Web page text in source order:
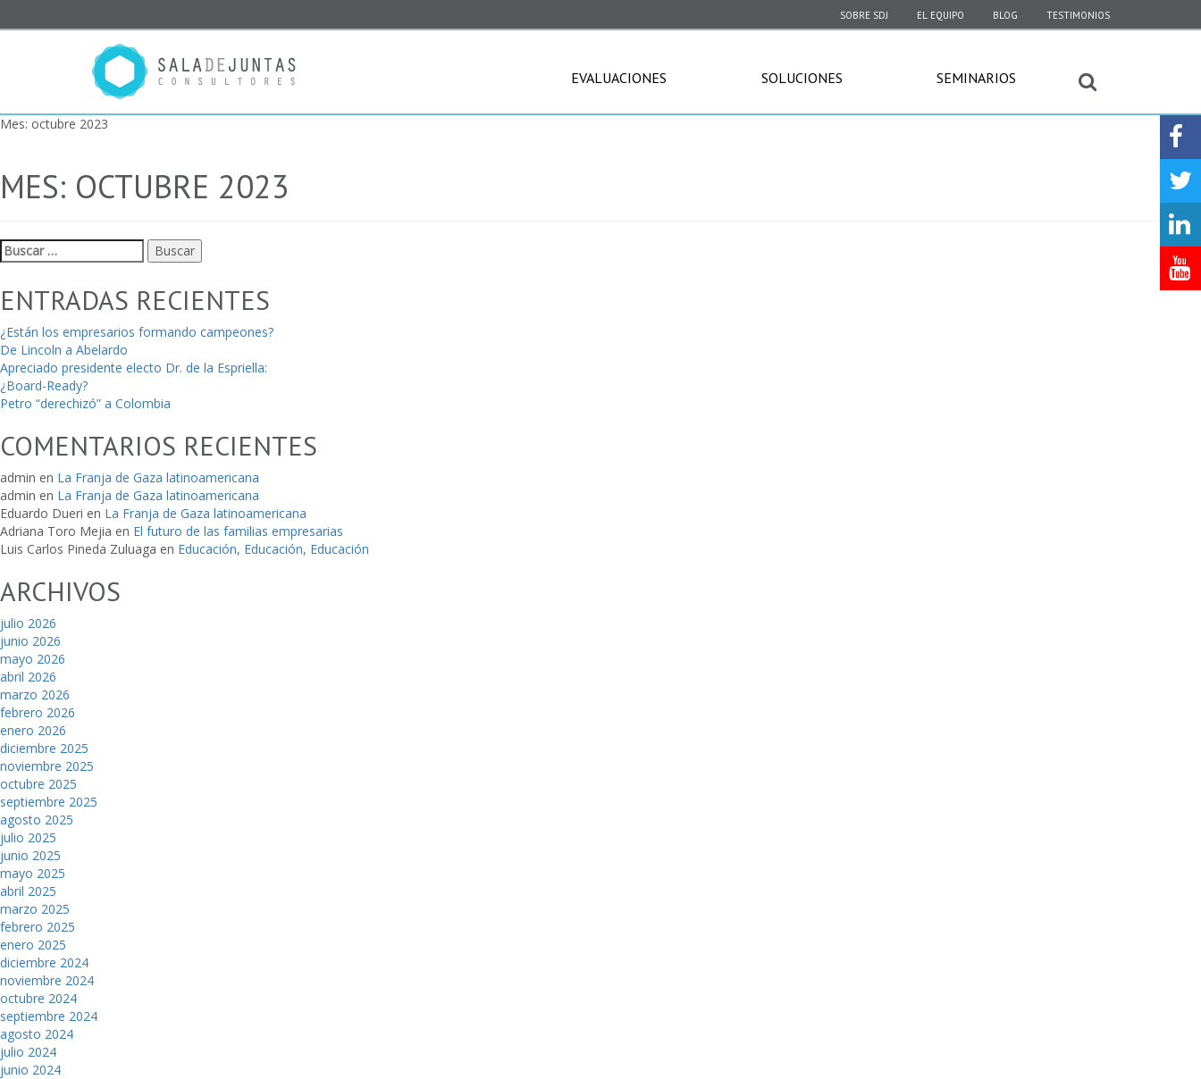
SOBRE SDJ EL EQUIPO BLOG TESTIMONIOS
EVALUACIONES SOLUCIONES SEMINARIOS
Mes: octubre 2023
MES: OCTUBRE 2023
Buscar:
ENTRADAS RECIENTES
¿Están los empresarios formando campeones?
De Lincoln a Abelardo
Apreciado presidente electo Dr. de la Espriella:
¿Board-Ready?
Petro “derechizó” a Colombia
COMENTARIOS RECIENTES
admin en La Franja de Gaza latinoamericana
admin en La Franja de Gaza latinoamericana
Eduardo Dueri en La Franja de Gaza latinoamericana
Adriana Toro Mejia en El futuro de las familias empresarias
Luis Carlos Pineda Zuluaga en Educación, Educación, Educación
ARCHIVOS
julio 2026
junio 2026
mayo 2026
abril 2026
marzo 2026
febrero 2026
enero 2026
diciembre 2025
noviembre 2025
octubre 2025
septiembre 2025
agosto 2025
julio 2025
junio 2025
mayo 2025
abril 2025
marzo 2025
febrero 2025
enero 2025
diciembre 2024
noviembre 2024
octubre 2024
septiembre 2024
agosto 2024
julio 2024
junio 2024